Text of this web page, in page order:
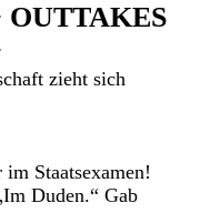
OUTTAKES
zieht sich
Staatsexamen!
Duden.“ Gab